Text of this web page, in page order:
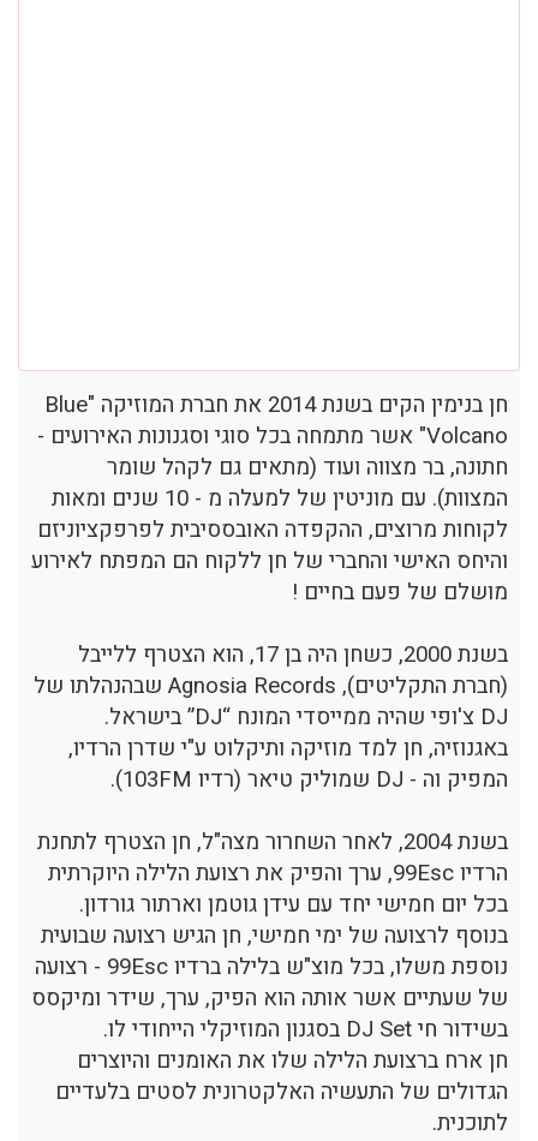
חן בנימין הקים בשנת 2014 את חברת המוזיקה "Blue
Volcano" אשר מתמחה בכל סוגי וסגנונות האירועים -
חתונה, בר מצווה ועוד (מתאים גם לקהל שומר
המצוות). עם מוניטין של למעלה מ - 10 שנים ומאות
לקוחות מרוצים, ההקפדה האובססיבית לפרפקציוניזם
והיחס האישי והחברי של חן ללקוח הם המפתח לאירוע
מושלם של פעם בחיים !
בשנת 2000, כשחן היה בן 17, הוא הצטרף ללייבל
(חברת התקליטים), Agnosia Records שבהנהלתו של
DJ צ'ופי שהיה ממייסדי המונח “DJ” בישראל.
באגנוזיה, חן למד מוזיקה ותיקלוט ע"י שדרן הרדיו,
המפיק וה - DJ שמוליק טיאר (רדיו 103FM).
בשנת 2004, לאחר השחרור מצה"ל, חן הצטרף לתחנת
הרדיו 99Esc, ערך והפיק את רצועת הלילה היוקרתית
בכל יום חמישי יחד עם עידן גוטמן וארתור גורדון.
בנוסף לרצועה של ימי חמישי, חן הגיש רצועה שבועית
נוספת משלו, בכל מוצ"ש בלילה ברדיו 99Esc - רצועה
של שעתיים אשר אותה הוא הפיק, ערך, שידר ומיקסס
בשידור חי DJ Set בסגנון המוזיקלי הייחודי לו.
חן ארח ברצועת הלילה שלו את האומנים והיוצרים
הגדולים של התעשיה האלקטרונית לסטים בלעדיים
לתוכנית.